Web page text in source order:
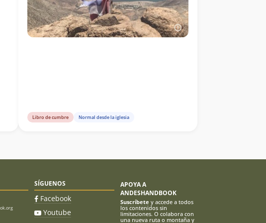
Libro de cumbre Normal desde la iglesia
SÍGUENOS
Facebook
Youtube
APOYA A
ANDESHANDBOOK
Suscríbete y accede a todos
los contenidos sin
limitaciones. O colabora con
una nueva ruta o montaña y